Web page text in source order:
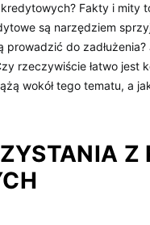
Fakty i mity
są narzędziem
prowadzić do
rzeczywiście łatwo
wokół tego tematu, a
Z